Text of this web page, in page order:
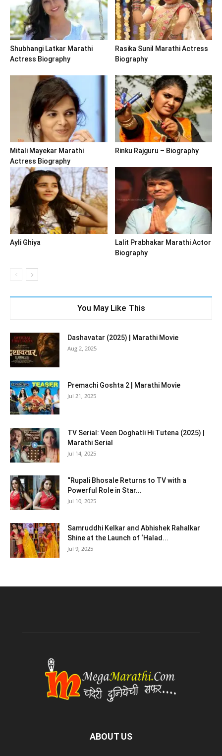
Shubhangi Latkar Marathi
Actress Biography
Rasika Sunil Marathi Actress
Biography
Mitali Mayekar Marathi
Actress Biography
Rinku Rajguru – Biography
Ayli Ghiya
Lalit Prabhakar Marathi Actor
Biography
You May Like This
Dashavatar (2025) | Marathi Movie
Aug 2, 2025
Premachi Goshta 2 | Marathi Movie
Jul 21, 2025
TV Serial: Veen Doghatli Hi Tutena (2025) |
Marathi Serial
Jul 14, 2025
“Rupali Bhosale Returns to TV with a
Powerful Role in Star...
Jul 10, 2025
Samruddhi Kelkar and Abhishek Rahalkar
Shine at the Launch of ‘Halad...
Jul 9, 2025
ABOUT US